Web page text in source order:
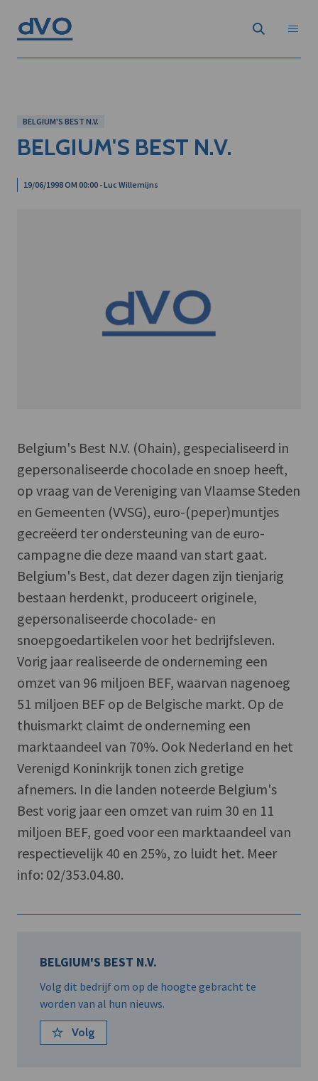
BELGIUM'S BEST N.V.
BELGIUM'S BEST N.V.
19/06/1998 OM 00:00 - Luc Willemijns
Belgium's Best N.V. (Ohain), gespecialiseerd in
gepersonaliseerde chocolade en snoep heeft,
op vraag van de Vereniging van Vlaamse Steden
en Gemeenten (VVSG), euro-(peper)muntjes
gecreëerd ter ondersteuning van de euro-
campagne die deze maand van start gaat.
Belgium's Best, dat dezer dagen zijn tienjarig
bestaan herdenkt, produceert originele,
gepersonaliseerde chocolade- en
snoepgoedartikelen voor het bedrijfsleven.
Vorig jaar realiseerde de onderneming een
omzet van 96 miljoen BEF, waarvan nagenoeg
51 miljoen BEF op de Belgische markt. Op de
thuismarkt claimt de onderneming een
marktaandeel van 70%. Ook Nederland en het
Verenigd Koninkrijk tonen zich gretige
afnemers. In die landen noteerde Belgium's
Best vorig jaar een omzet van ruim 30 en 11
miljoen BEF, goed voor een marktaandeel van
respectievelijk 40 en 25%, zo luidt het. Meer
info: 02/353.04.80.
BELGIUM'S BEST N.V.
Volg dit bedrijf om op de hoogte gebracht te
worden van al hun nieuws.
Volg